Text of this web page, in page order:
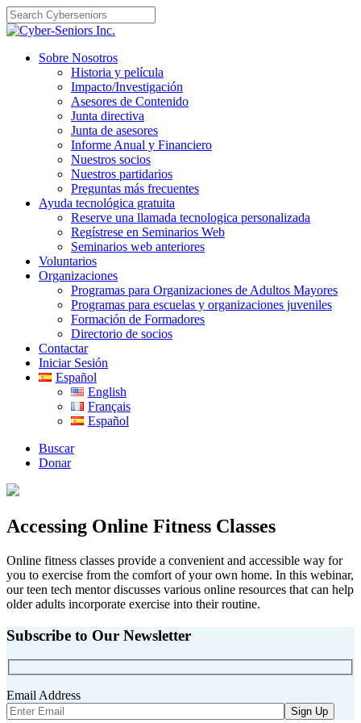
Skip
to
content
Sobre Nosotros
Historia y película
Impacto/Investigación
Asesores de Contenido
Junta directiva
Junta de asesores
Informe Anual y Financiero
Nuestros socios
Nuestros partidarios
Preguntas más frecuentes
Ayuda tecnológica gratuita
Reserve una llamada tecnologica personalizada
Regístrese en Seminarios Web
Seminarios web anteriores
Voluntarios
Organizaciones
Programas para Organizaciones de Adultos Mayores
Programas para escuelas y organizaciones juveniles
Formación de Formadores
Directorio de socios
Contactar
Iniciar Sesión
Español
English
Français
Español
Buscar
Donar
Accessing Online Fitness Classes
Online fitness classes provide a convenient and accessible way for
you to exercise from the comfort of your own home. In this webinar,
our teen tech mentor discusses various online resources that can help
older adults incorporate exercise into their routine.
Subscribe to Our Newsletter
Email Address